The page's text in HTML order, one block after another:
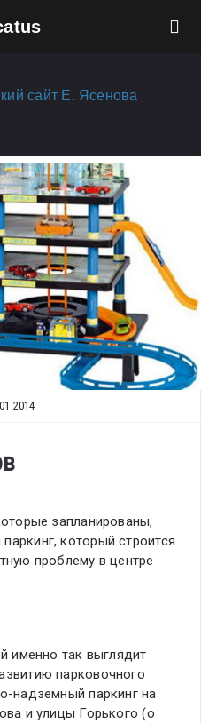
запланированы,
который строится.
проблему в центре
именно так выглядит
парковочного
надземный паркинг на
и улицы Горького (о